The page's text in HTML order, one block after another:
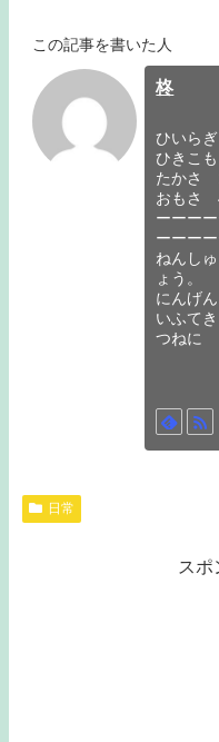
この記事を書いた人
柊
ひいらぎ
ひきこ
たかさ
おもさ
ーーー
ーーー
ねんし
ょう。
にんげ
いふてき
つねに
日常
スポ